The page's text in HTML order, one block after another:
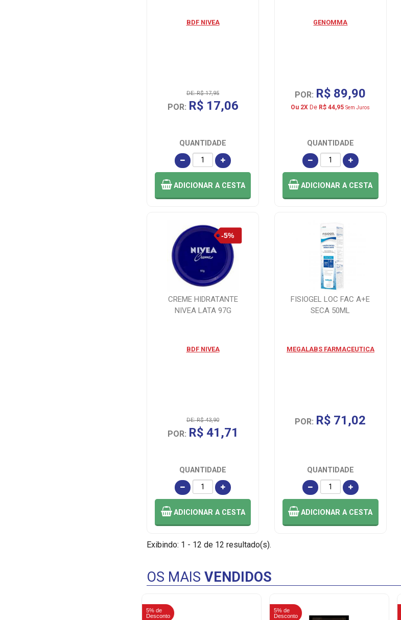
BDF NIVEA
DE: R$ 17,95
POR: R$ 17,06
QUANTIDADE
ADICIONAR A CESTA
GENOMMA
POR: R$ 89,90
Ou 2X De R$ 44,95 Sem Juros
QUANTIDADE
ADICIONARA CESTA
CREME HIDRATANTE
NIVEA LATA 97G
BDF NIVEA
DE: R$ 43,90
POR: R$ 41,71
QUANTIDADE
ADICIONAR A CESTA
FISIOGEL LOC FAC A+E
SECA 50ML
MEGALABS FARMACEUTICA
POR: R$ 71,02
QUANTIDADE
ADICIONARA CESTA
Exibindo: 1 - 12 de 12 resultado(s).
OS MAIS VENDIDOS
5% de
Desconto
5% de
Desconto